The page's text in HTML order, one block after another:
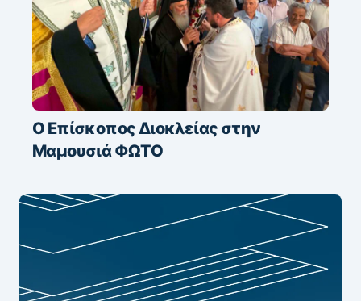
Ο Επίσκοπος Διοκλείας στην
Μαμουσιά ΦΩΤΟ